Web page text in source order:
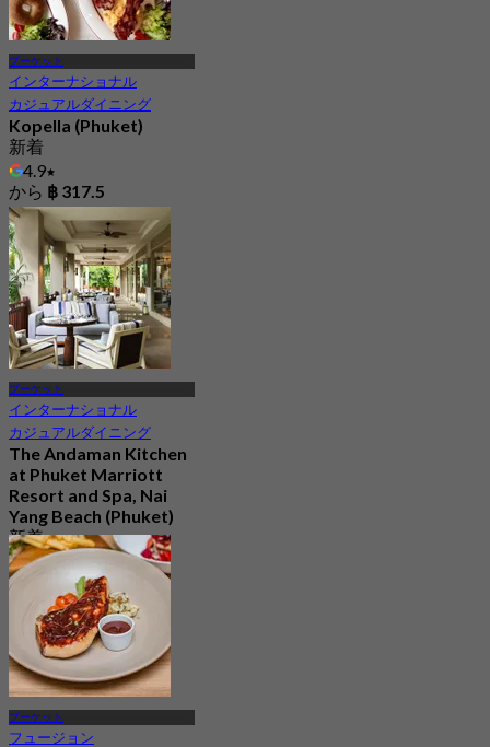
プーケット
インターナショナル
カジュアルダイニング
Kopella (Phuket)
新着
4.9
から ฿ 317.5
プーケット
インターナショナル
カジュアルダイニング
The Andaman Kitchen
at Phuket Marriott
Resort and Spa, Nai
Yang Beach (Phuket)
新着
4.3
から
฿ 890
プーケット
フュージョン